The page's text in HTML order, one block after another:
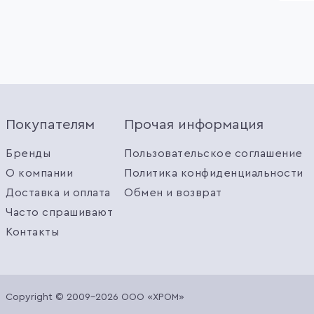
Покупателям
Бренды
О компании
Доставка и оплата
Часто спрашивают
Контакты
Прочая информация
Пользовательское соглашение
Политика конфиденциальности
Обмен и возврат
Copyright © 2009-2026 ООО «ХРОМ»